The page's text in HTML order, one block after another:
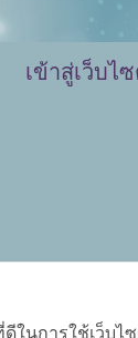
เข้าสู่เว็บไ
ในการใช้เว็